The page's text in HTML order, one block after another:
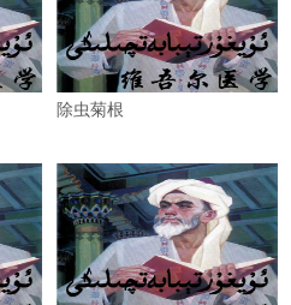
除虫菊根